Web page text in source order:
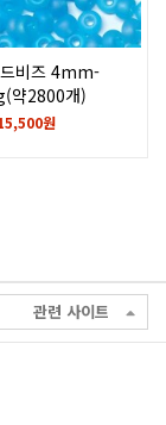
비즈 4mm-
약2800개)
matte rainbow
원
관련 사이트